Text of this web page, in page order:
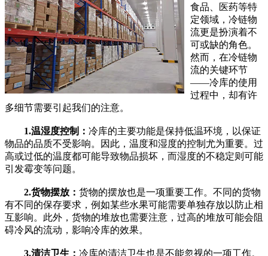
食品、医药等特
定领域，冷链物
流更是扮演着不
可或缺的角色。
然而，在冷链物
流的关键环节
——冷库的使用
过程中，却有许
多细节需要引起我们的注意。
1.温湿度控制： 冷库的主要功能是保持低温环境，以保证
物品的品质不受影响。因此，温度和湿度的控制尤为重要。过
高或过低的温度都可能导致物品损坏，而湿度的不稳定则可能
引发霉变等问题。
2.货物摆放： 货物的摆放也是一项重要工作。不同的货物
有不同的保存要求，例如某些水果可能需要单独存放以防止相
互影响。此外，货物的堆放也需要注意，过高的堆放可能会阻
碍冷风的流动，影响冷库的效果。
3.清洁卫生： 冷库的清洁卫生也是不能忽视的一项工作。